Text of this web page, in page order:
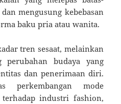
mengusung kebebasan
baku pria atau wanita.
tren sesaat, melainkan
perubahan budaya yang
dan penerimaan diri.
perkembangan mode
terhadap industri fashion,